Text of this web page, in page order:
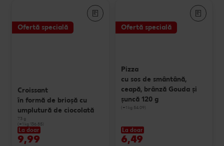
Ofertă specială
Croissant
în formă de brioșă cu
umplutură de ciocolată
73 g
(=1 kg 136.85)
La doar
9,99
Ofertă specială
Pizza
cu sos de smântână,
ceapă, brânză Gouda și
șuncă 120 g
(=1 kg 54.09)
La doar
6,49